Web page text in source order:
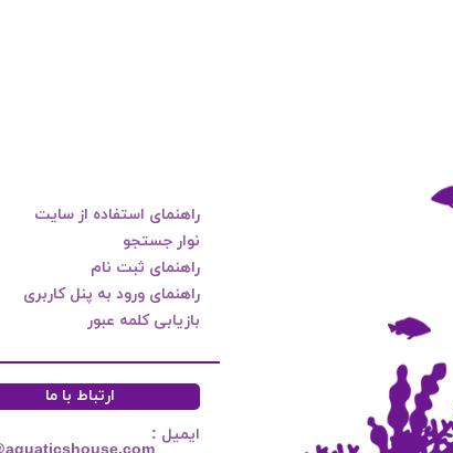
راهنمای استفاده از سایت
نوار جستجو
راهنمای ثبت نام
راهنمای ورود به پنل کاربری
بازیابی کلمه عبور
ارتباط با ما
ایمیل :